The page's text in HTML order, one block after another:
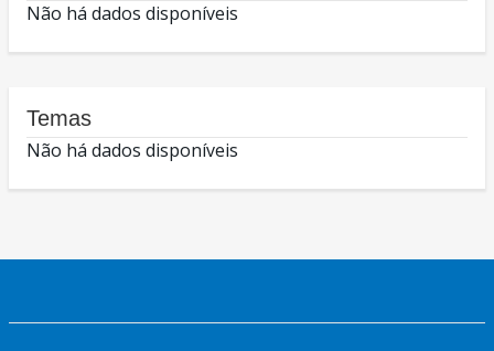
Não há dados disponíveis
Temas
Não há dados disponíveis